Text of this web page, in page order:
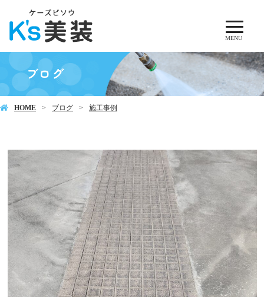
MENU
ブログ
HOME ブログ 施工事例